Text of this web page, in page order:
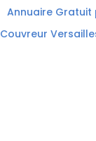
Annuaire
Couvreur